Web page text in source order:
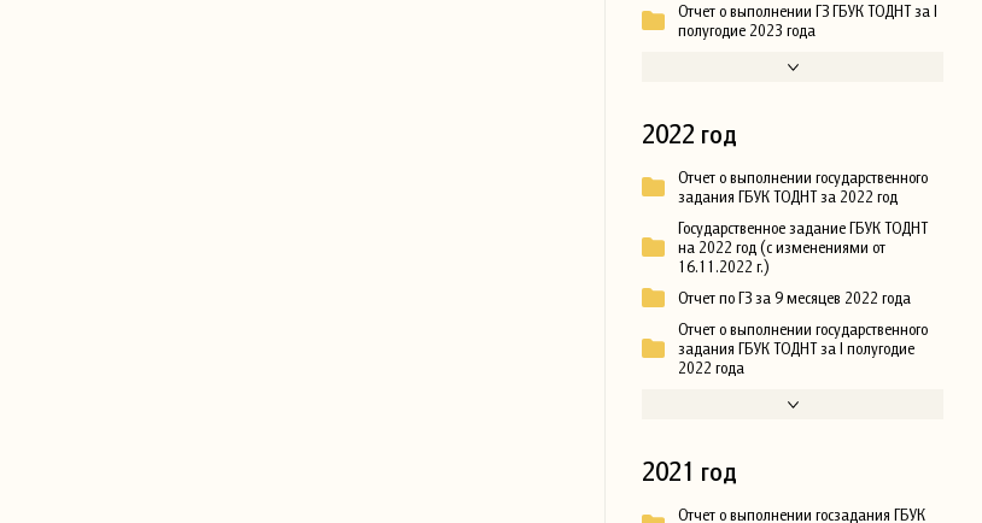
Отчет о выполнении ГЗ ГБУК ТОДНТ за I
полугодие 2023 года
2022 год
Отчет о выполнении государственного
задания ГБУК ТОДНТ за 2022 год
Государственное задание ГБУК ТОДНТ
на 2022 год (с изменениями от
16.11.2022 г.)
Отчет по ГЗ за 9 месяцев 2022 года
Отчет о выполнении государственного
задания ГБУК ТОДНТ за I полугодие
2022 года
2021 год
Отчет о выполнении госзадания ГБУК